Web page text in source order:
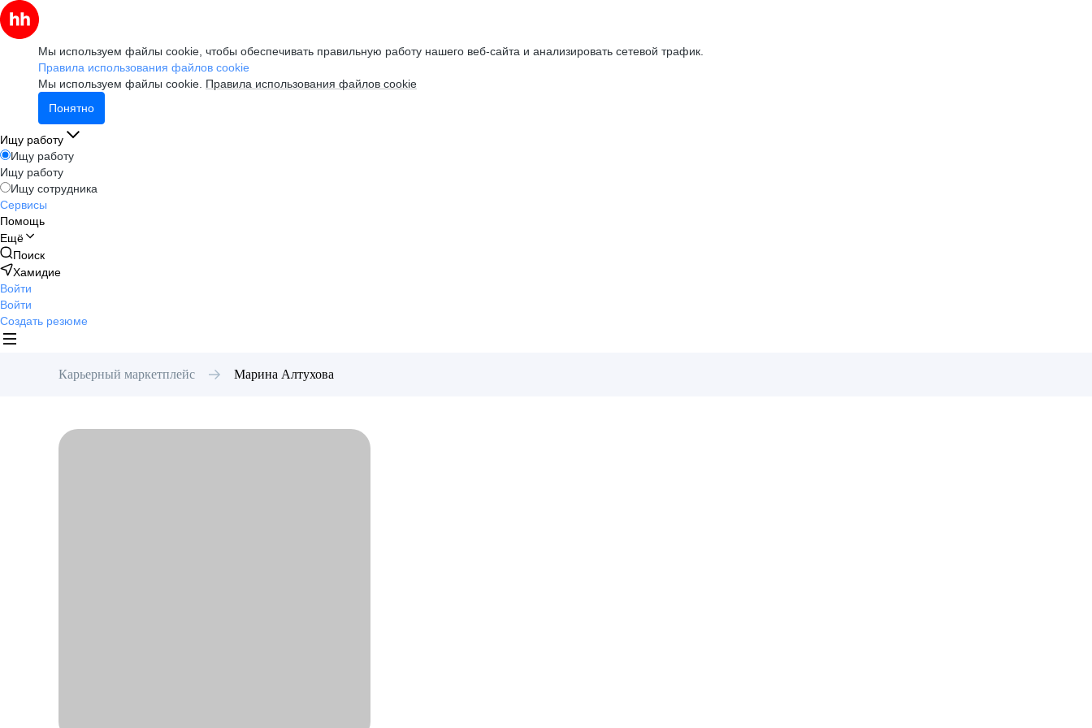
Мы используем файлы cookie, чтобы обеспечивать правильную работу нашего веб-сайта и анализировать сетевой трафик.
Правила использования файлов cookie
Мы используем файлы cookie. Правила использования файлов cookie
Понятно
Ищу работу
Ищу работу
Ищу работу
Ищу сотрудника
Сервисы
Помощь
Ещё
Поиск
Хамидие
Войти
Войти
Создать резюме
Карьерный маркетплейс Марина Алтухова